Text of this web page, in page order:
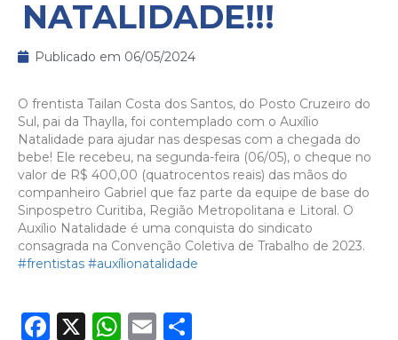
NATALIDADE!!!
Publicado em 06/05/2024
O frentista Tailan Costa dos Santos, do Posto Cruzeiro do
Sul, pai da Thaylla, foi contemplado com o Auxílio
Natalidade para ajudar nas despesas com a chegada do
bebe! Ele recebeu, na segunda-feira (06/05), o cheque no
valor de R$ 400,00 (quatrocentos reais) das mãos do
companheiro Gabriel que faz parte da equipe de base do
Sinpospetro Curitiba, Região Metropolitana e Litoral. O
Auxílio Natalidade é uma conquista do sindicato
consagrada na Convenção Coletiva de Trabalho de 2023.
#frentistas #auxílionatalidade
Facebook
X WhatsApp
Email